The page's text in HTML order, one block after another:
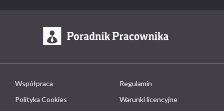
Współpraca
Regulamin
Polityka Cookies
Warunki licencyjne